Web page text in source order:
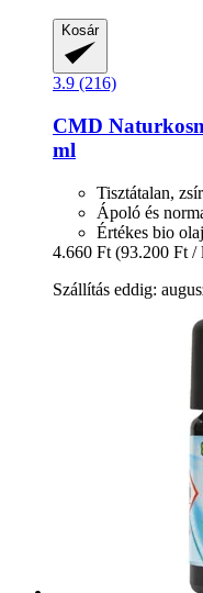
Kosár
3.9 (216)
CMD
ml
Tisztátalan,
Ápoló és
Értékes bio
4.660 Ft (93.200 Ft /
Szállítás eddig: